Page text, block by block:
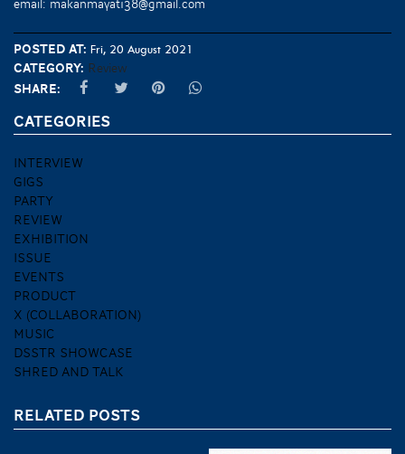
email: makanmayat138@gmail.com
Posted at: Fri, 20 August 2021
Category: Review
Share:
CATEGORIES
INTERVIEW
GIGS
PARTY
REVIEW
EXHIBITION
ISSUE
EVENTS
PRODUCT
X (COLLABORATION)
MUSIC
DSSTR SHOWCASE
SHRED AND TALK
RELATED POSTS